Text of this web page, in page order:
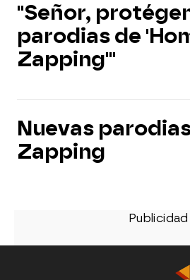
"Señor,
parodias de
Zapping'"
Nuevas
Zapping